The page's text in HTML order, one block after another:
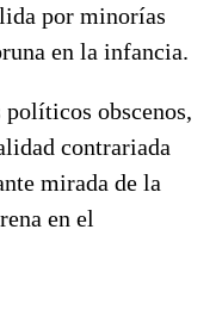
por minorías
en la infancia.
obscenos,
contrariada
mirada de la
en el